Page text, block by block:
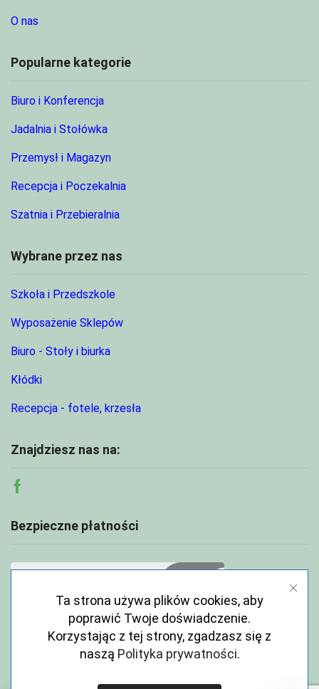
O nas
Popularne kategorie
Biuro i Konferencja
Jadalnia i Stołówka
Przemysł i Magazyn
Recepcja i Poczekalnia
Szatnia i Przebieralnia
Wybrane przez nas
Szkoła i Przedszkole
Wyposażenie Sklepów
Biuro - Stoły i biurka
Kłódki
Recepcja - fotele, krzesła
Znajdziesz nas na:
Facebook
Bezpieczne płatności
Ta strona używa plików cookies, aby
poprawić Twoje doświadczenie.
Korzystając z tej strony, zgadzasz się z
naszą Polityka prywatności.